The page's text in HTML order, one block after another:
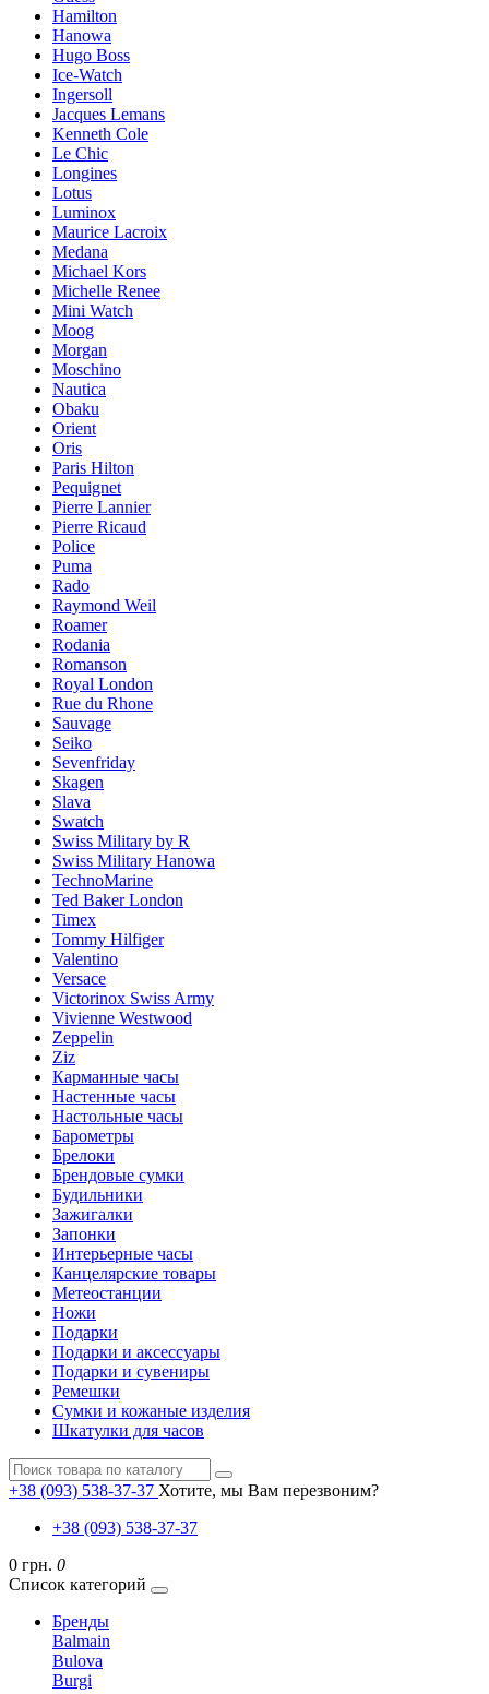
Hamilton
Hanowa
Hugo Boss
Ice-Watch
Ingersoll
Jacques Lemans
Kenneth Cole
Le Chic
Longines
Lotus
Luminox
Maurice Lacroix
Medana
Michael Kors
Michelle Renee
Mini Watch
Moog
Morgan
Moschino
Nautica
Obaku
Orient
Oris
Paris Hilton
Pequignet
Pierre Lannier
Pierre Ricaud
Police
Puma
Rado
Raymond Weil
Roamer
Rodania
Romanson
Royal London
Rue du Rhone
Sauvage
Seiko
Sevenfriday
Skagen
Slava
Swatch
Swiss Military by R
Swiss Military Hanowa
TechnoMarine
Ted Baker London
Timex
Tommy Hilfiger
Valentino
Versace
Victorinox Swiss Army
Vivienne Westwood
Zeppelin
Ziz
Карманные часы
Настенные часы
Настольные часы
Барометры
Брелоки
Брендовые сумки
Будильники
Зажигалки
Запонки
Интерьерные часы
Канцелярские товары
Метеостанции
Ножи
Подарки
Подарки и аксессуары
Подарки и сувениры
Ремешки
Сумки и кожаные изделия
Шкатулки для часов
+38 (093) 538-37-37 Хотите, мы Вам перезвоним?
+38 (093) 538-37-37
0 грн. 0
Список категорий
Бренды
Balmain
Bulova
Burgi